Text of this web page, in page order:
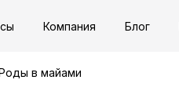
Компания Блог
в майами